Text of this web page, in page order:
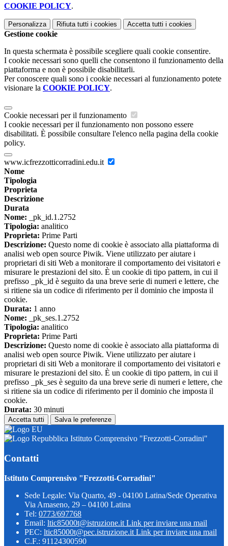
COOKIE POLICY.
Personalizza Rifiuta tutti i cookies Accetta tutti i cookies
Gestione cookie
In questa schermata è possibile scegliere quali cookie consentire.
I cookie necessari sono quelli che consentono il funzionamento della
piattaforma e non è possibile disabilitarli.
Per conoscere quali sono i cookie necessari al funzionamento potete
visionare la COOKIE POLICY.
Cookie necessari per il funzionamento
I cookie necessari per il funzionamento non possono essere
disabilitati. È possibile consultare l'elenco nella pagina della cookie
policy.
www.icfrezzotticorradini.edu.it
Nome
Tipologia
Proprieta
Descrizione
Durata
Nome: _pk_id.1.2752
Tipologia: analitico
Proprieta: Prime Parti
Descrizione: Questo nome di cookie è associato alla piattaforma di
analisi web open source Piwik. Viene utilizzato per aiutare i
proprietari di siti Web a monitorare il comportamento dei visitatori e
misurare le prestazioni del sito. È un cookie di tipo pattern, in cui il
prefisso _pk_id è seguito da una breve serie di numeri e lettere, che
si ritiene sia un codice di riferimento per il dominio che imposta il
cookie.
Durata: 1 anno
Nome: _pk_ses.1.2752
Tipologia: analitico
Proprieta: Prime Parti
Descrizione: Questo nome di cookie è associato alla piattaforma di
analisi web open source Piwik. Viene utilizzato per aiutare i
proprietari di siti Web a monitorare il comportamento dei visitatori e
misurare le prestazioni del sito. È un cookie di tipo pattern, in cui il
prefisso _pk_ses è seguito da una breve serie di numeri e lettere, che
si ritiene sia un codice di riferimento per il dominio che imposta il
cookie.
Durata: 30 minuti
Accetta tutti Salva le preferenze
Istituto Comprensivo "Frezzotti-Corradini"
Contatti
Istituto Comprensivo "Frezzotti-Corradini"
Sede Legale: Via Quarto, 49 - 04100 Latina/Sede Operativa
Via Amaseno, 29 – 04100 Latina
Tel: 0773/697768
Email: ltic85000t@istruzione.it Link per inviare una mail
PEC: ltic85000t@pec.istruzione.it Link per inviare una mail
C.F.: 91124300590